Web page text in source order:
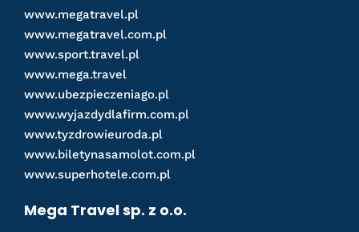
www.megatravel.pl
www.megatravel.com.pl
www.sport.travel.pl
www.mega.travel
www.ubezpieczeniago.pl
www.wyjazdydlafirm.com.pl
www.tyzdrowieuroda.pl
www.biletynasamolot.com.pl
www.superhotele.com.pl
Mega Travel sp. z o.o.